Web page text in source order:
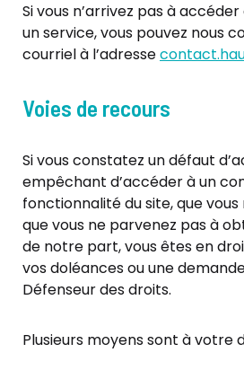
Si vous n’arrivez pas à
un service, vous pouvez nous
courriel à l’adresse
Voies de recours
Si vous constatez un défaut
empêchant d’accéder à un
fonctionnalité du site, que vous
que vous ne parvenez pas à
de notre part, vous êtes en
vos doléances ou une
Défenseur des droits.
Plusieurs moyens sont à votre